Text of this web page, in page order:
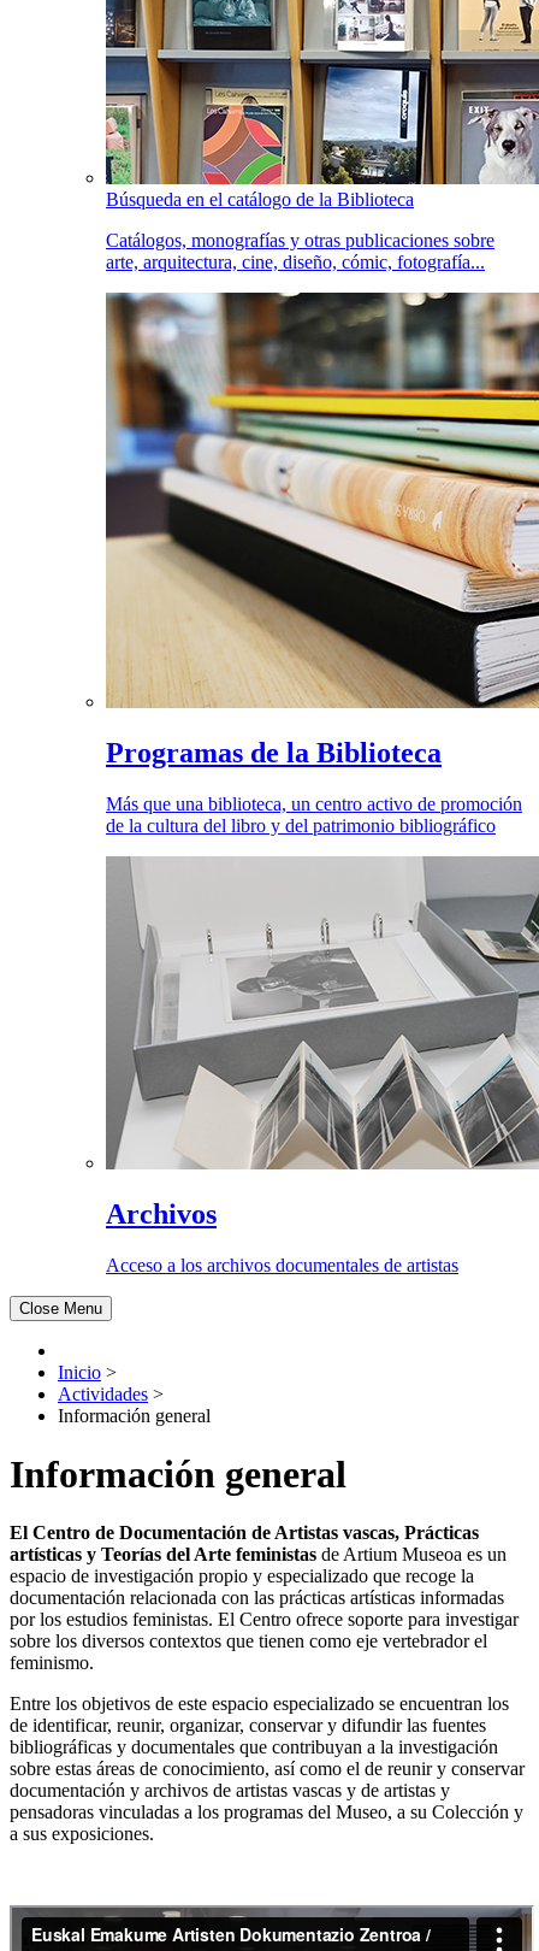
Búsqueda en el catálogo de la Biblioteca
Catálogos, monografías y otras publicaciones sobre
arte, arquitectura, cine, diseño, cómic, fotografía...
Programas de la Biblioteca
Más que una biblioteca, un centro activo de promoción
de la cultura del libro y del patrimonio bibliográfico
Archivos
Acceso a los archivos documentales de artistas
Close Menu
Inicio >
Actividades >
Información general
Información general
El Centro de Documentación de Artistas vascas, Prácticas
artísticas y Teorías del Arte feministas de Artium Museoa es un
espacio de investigación propio y especializado que recoge la
documentación relacionada con las prácticas artísticas informadas
por los estudios feministas. El Centro ofrece soporte para investigar
sobre los diversos contextos que tienen como eje vertebrador el
feminismo.
Entre los objetivos de este espacio especializado se encuentran los
de identificar, reunir, organizar, conservar y difundir las fuentes
bibliográficas y documentales que contribuyan a la investigación
sobre estas áreas de conocimiento, así como el de reunir y conservar
documentación y archivos de artistas vascas y de artistas y
pensadoras vinculadas a los programas del Museo, a su Colección y
a sus exposiciones.